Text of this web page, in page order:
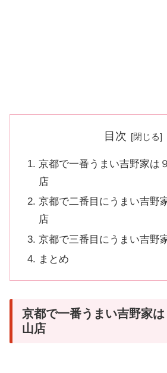
目次
京都で一番うまい吉野家は
店
京都で二番目にうまい吉野
店
京都で三番目にうまい吉野
まとめ
京都で一番うまい吉野家
山店